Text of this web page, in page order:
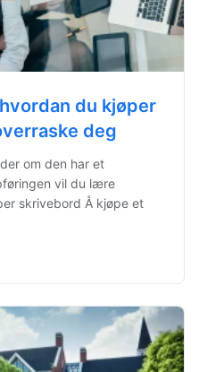
du kjøper
deg
om den har et
vil du lære
skrivebord Å kjøpe et